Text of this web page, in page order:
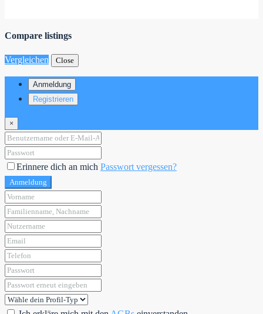
Compare listings
Vergleichen Close
Anmeldung
Registrieren
×
Erinnere dich an mich Passwort vergessen?
Anmeldung